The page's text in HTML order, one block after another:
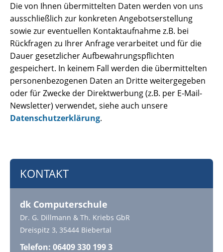
Die von Ihnen übermittelten Daten werden von uns
ausschließlich zur konkreten Angebotserstellung
sowie zur eventuellen Kontaktaufnahme z.B. bei
Rückfragen zu Ihrer Anfrage verarbeitet und für die
Dauer gesetzlicher Aufbewahrungspflichten
gespeichert. In keinem Fall werden die übermittelten
personenbezogenen Daten an Dritte weitergegeben
oder für Zwecke der Direktwerbung (z.B. per E-Mail-
Newsletter) verwendet, siehe auch unsere
Datenschutzerklärung.
KONTAKT
dk Computerschule
Dr. G. Dillmann & Th. Kriebs GbR
Dreispitz 3, 35444 Biebertal
Telefon: 06409 330 199 3